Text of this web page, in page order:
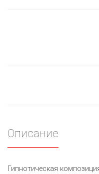
Описание
Гипнотическая